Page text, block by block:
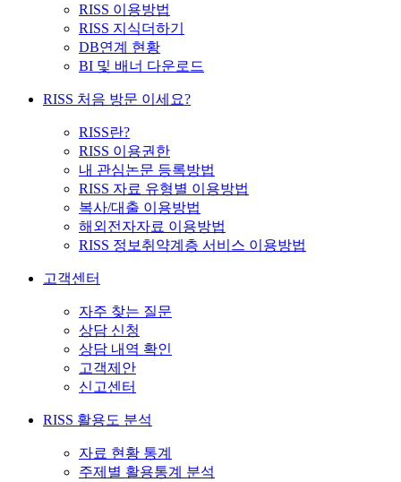
RISS 이용방법
RISS 지식더하기
DB연계 현황
BI 및 배너 다운로드
RISS 처음 방문 이세요?
RISS란?
RISS 이용권한
내 관심논문 등록방법
RISS 자료 유형별 이용방법
복사/대출 이용방법
해외전자자료 이용방법
RISS 정보취약계층 서비스 이용방법
고객센터
자주 찾는 질문
상담 신청
상담 내역 확인
고객제안
신고센터
RISS 활용도 분석
자료 현황 통계
주제별 활용통계 분석